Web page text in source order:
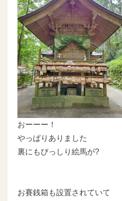
おーーー！
やっぱりありました
裏にもびっしり絵馬が?
お賽銭箱も設置されていて